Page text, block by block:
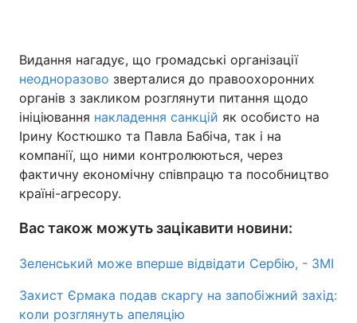
Видання нагадує, що громадські організації
неодноразово зверталися до правоохоронних
органів з закликом розглянути питання щодо
ініціювання накладення санкцій як особисто на
Ірину Костюшко та Павла Бабіча, так і на
компанії, що ними контролюються, через
фактичну економічну співпрацю та пособництво
країні-агресору.
Вас також можуть зацікавити новини:
Зеленський може вперше відвідати Сербію, - ЗМІ
Захист Єрмака подав скаргу на запобіжний захід:
коли розглянуть апеляцію